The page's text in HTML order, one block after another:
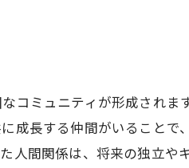
界での寮付き生活と独立支援
い寮の利点
コミュニティが形成され
長する仲間がいること
人間関係は、将来の独立